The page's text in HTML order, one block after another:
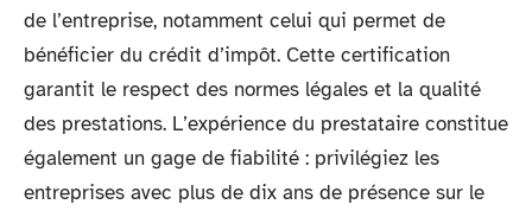
de l’entreprise, notamment celui qui permet de
bénéficier du crédit d’impôt. Cette certification
garantit le respect des normes légales et la qualité
des prestations. L’expérience du prestataire constitue
également un gage de fiabilité : privilégiez les
entreprises avec plus de dix ans de présence sur le